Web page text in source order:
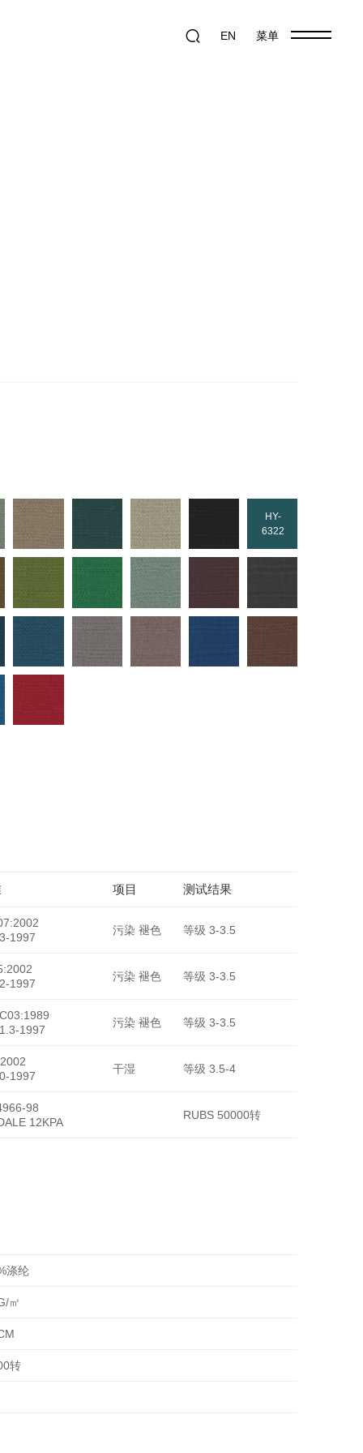
EN 菜单
HY-
6322
项目 测试结果
1997
污染 褪色 等级 3-3.5
1997
污染 褪色 等级 3-3.5
1997
污染 褪色 等级 3-3.5
1997
干湿 等级 3.5-4
98
12KPA
RUBS 50000转
涤纶
㎡
转